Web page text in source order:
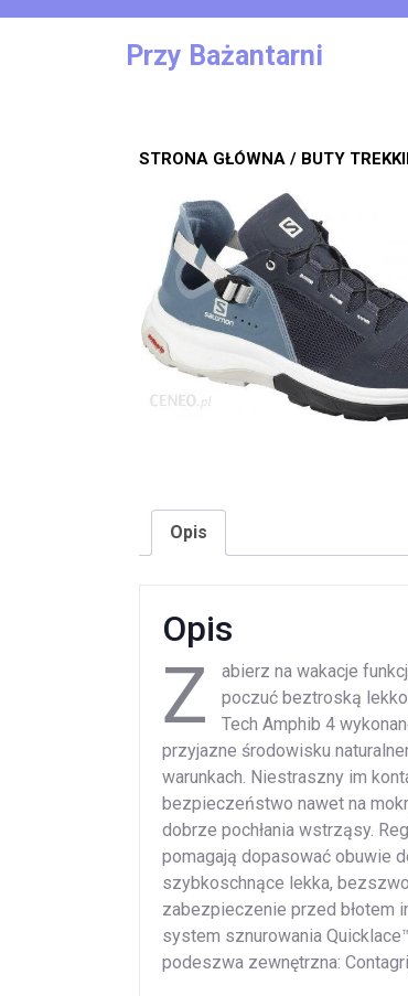
Przy Bażantarni
STRONA GŁÓWNA / BUTY
Opis
Opis
Z
abierz na wakacje
poczuć beztroską
Tech Amphib 4
przyjazne środowisku
warunkach. Niestraszny im
bezpieczeństwo nawet na
dobrze pochłania wstrząsy.
pomagają dopasować obuwie
szybkoschnące lekka,
zabezpieczenie przed błotem
system sznurowania
podeszwa zewnętrzna: